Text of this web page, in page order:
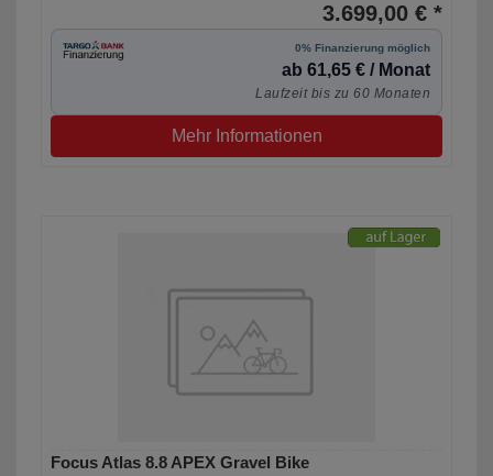
3.699,00 € *
0% Finanzierung möglich
ab 61,65 € / Monat
Laufzeit bis zu 60 Monaten
Mehr Informationen
Focus Atlas 8.8 APEX Gravel Bike